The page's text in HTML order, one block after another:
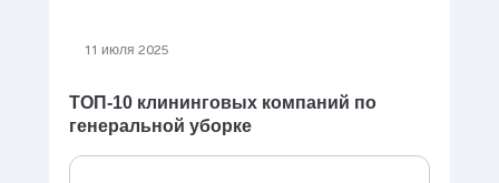
11 июля 2025
ТОП-10 клининговых компаний по
генеральной уборке